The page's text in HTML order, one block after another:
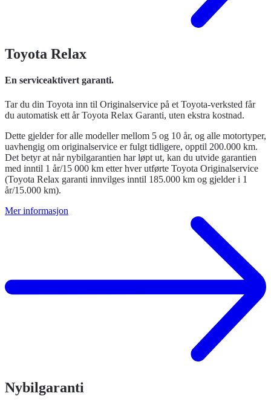
Toyota Relax
En serviceaktivert garanti.
Tar du din Toyota inn til Originalservice på et Toyota-verksted får
du automatisk ett år Toyota Relax Garanti, uten ekstra kostnad.
Dette gjelder for alle modeller mellom 5 og 10 år, og alle motortyper,
uavhengig om originalservice er fulgt tidligere, opptil 200.000 km.
Det betyr at når nybilgarantien har løpt ut, kan du utvide garantien
med inntil 1 år/15 000 km etter hver utførte Toyota Originalservice
(Toyota Relax garanti innvilges inntil 185.000 km og gjelder i 1
år/15.000 km).
Mer informasjon
Nybilgaranti